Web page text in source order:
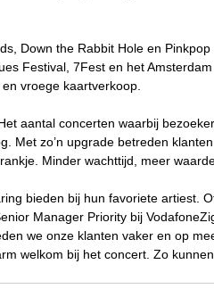
Down the Rabbit Hole en
Festival, 7Fest en het
vroege kaartverkoop.
aantal concerten waarbij
Met zo’n upgrade betreden
Minder wachttijd, meer
bieden bij hun favoriete artiest.
Manager Priority bij
we onze klanten vaker en op
welkom bij het concert. Zo